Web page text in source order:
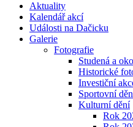
Aktuality
Kalendář akcí
Události na Dačicku
Galerie
Fotografie
Studená a
Historické
Investiční
Sportovní
Kulturní dění
Rok